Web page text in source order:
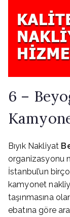
6 –
Bıyık Nakliyat
organizasyonu
İstanbul’un
kamyonet
taşınmasına
ebatına göre